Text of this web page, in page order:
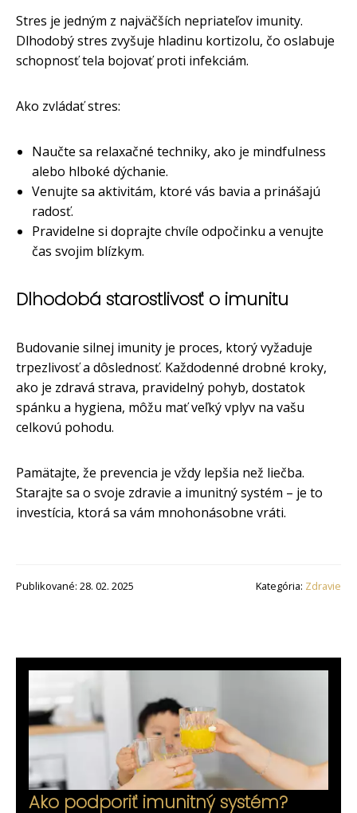
Stres je jedným z najväčších nepriateľov imunity.
Dlhodobý stres zvyšuje hladinu kortizolu, čo oslabuje
schopnosť tela bojovať proti infekciám.
Ako zvládať stres:
Naučte sa relaxačné techniky, ako je mindfulness
alebo hlboké dýchanie.
Venujte sa aktivitám, ktoré vás bavia a prinášajú
radosť.
Pravidelne si doprajte chvíle odpočinku a venujte
čas svojim blízkym.
Dlhodobá starostlivosť o imunitu
Budovanie silnej imunity je proces, ktorý vyžaduje
trpezlivosť a dôslednosť. Každodenné drobné kroky,
ako je zdravá strava, pravidelný pohyb, dostatok
spánku a hygiena, môžu mať veľký vplyv na vašu
celkovú pohodu.
Pamätajte, že prevencia je vždy lepšia než liečba.
Starajte sa o svoje zdravie a imunitný systém – je to
investícia, ktorá sa vám mnohonásobne vráti.
Publikované: 28. 02. 2025 Kategória: Zdravie
Ako podporiť imunitný systém?